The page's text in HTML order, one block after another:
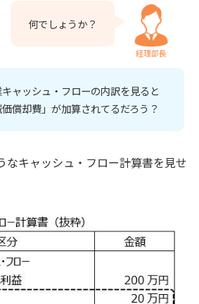
何でしょうか？
経理部長
ャッシュ・フローの内訳を見ると
価償却費」が加算されてるだろう？
なキャッシュ・フロー計算書を見せ